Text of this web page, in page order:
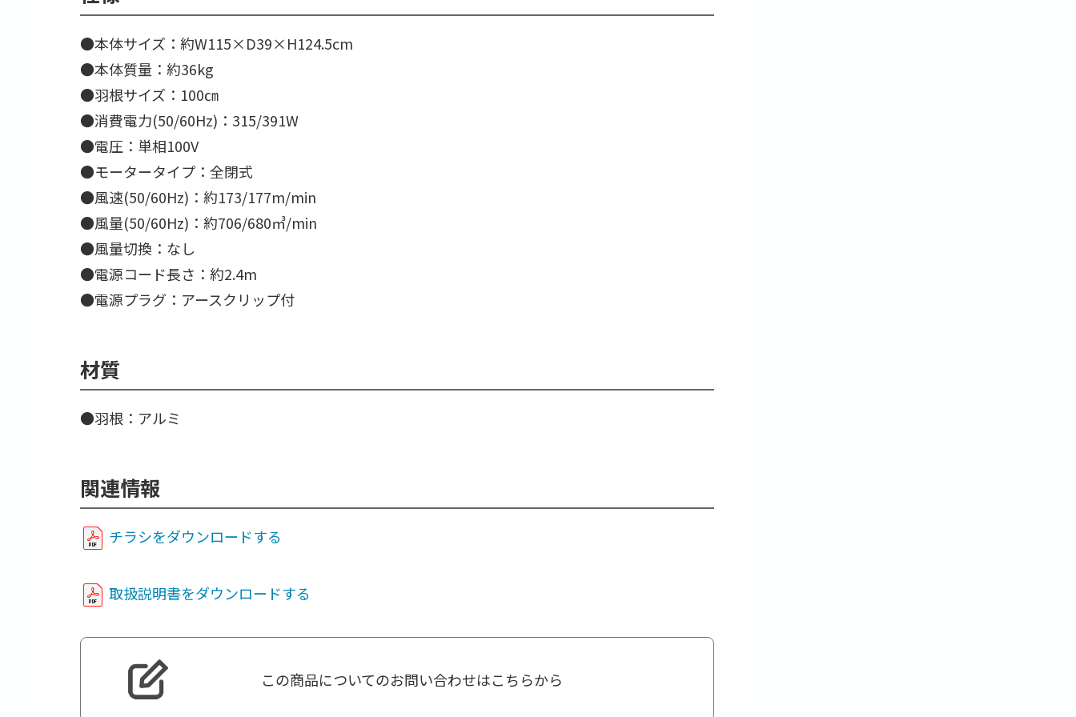
●本体サイズ：約W115×D39×H124.5cm
●本体質量：約36kg
●羽根サイズ：100㎝
●消費電力(50/60Hz)：315/391W
●電圧：単相100V
●モータータイプ：全閉式
●風速(50/60Hz)：約173/177m/min
●風量(50/60Hz)：約706/680㎥/min
●風量切換：なし
●電源コード長さ：約2.4m
●電源プラグ：アースクリップ付
材質
●羽根：アルミ
関連情報
チラシをダウンロードする
取扱説明書をダウンロードする
この商品についてのお問い合わせはこちらから